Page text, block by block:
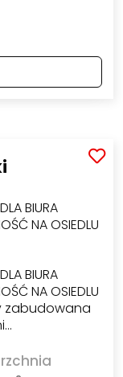
BIURA
NA OSIEDLU
BIURA
NA OSIEDLU
zabudowana